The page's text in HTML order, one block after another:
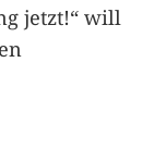
jetzt!“ will